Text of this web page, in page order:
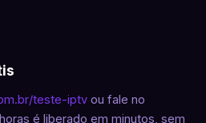
teste-iptv ou fale no
é liberado em minutos, sem